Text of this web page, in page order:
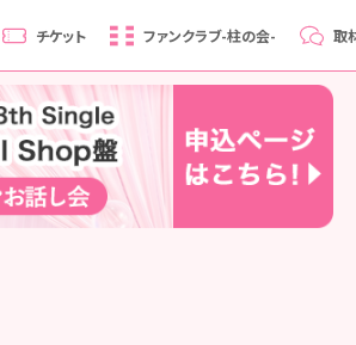
チケット ファンクラブ-柱の会- 取